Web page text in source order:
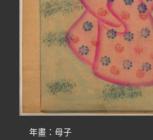
年畫：母子